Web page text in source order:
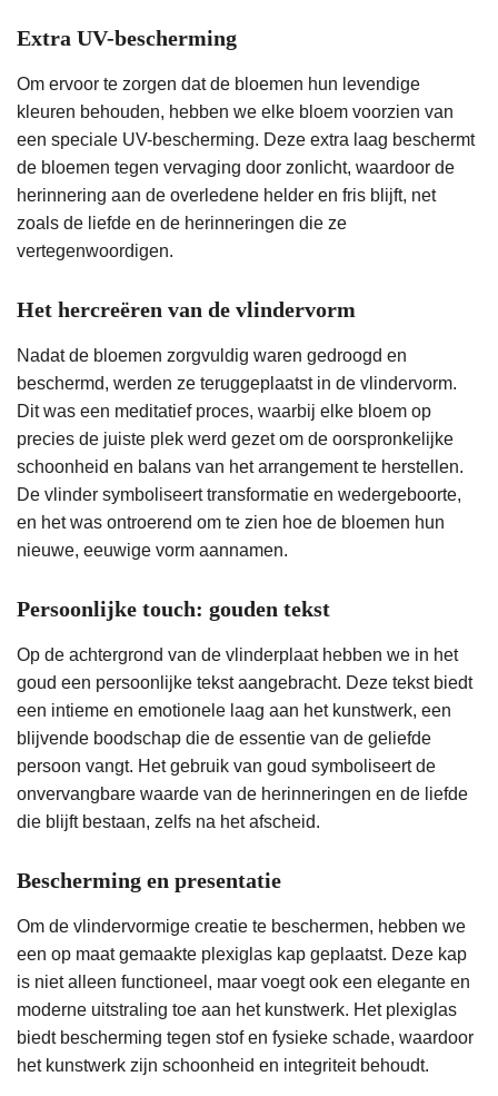
Extra UV-bescherming
Om ervoor te zorgen dat de bloemen hun levendige
kleuren behouden, hebben we elke bloem voorzien van
een speciale UV-bescherming. Deze extra laag beschermt
de bloemen tegen vervaging door zonlicht, waardoor de
herinnering aan de overledene helder en fris blijft, net
zoals de liefde en de herinneringen die ze
vertegenwoordigen.
Het hercreëren van de vlindervorm
Nadat de bloemen zorgvuldig waren gedroogd en
beschermd, werden ze teruggeplaatst in de vlindervorm.
Dit was een meditatief proces, waarbij elke bloem op
precies de juiste plek werd gezet om de oorspronkelijke
schoonheid en balans van het arrangement te herstellen.
De vlinder symboliseert transformatie en wedergeboorte,
en het was ontroerend om te zien hoe de bloemen hun
nieuwe, eeuwige vorm aannamen.
Persoonlijke touch: gouden tekst
Op de achtergrond van de vlinderplaat hebben we in het
goud een persoonlijke tekst aangebracht. Deze tekst biedt
een intieme en emotionele laag aan het kunstwerk, een
blijvende boodschap die de essentie van de geliefde
persoon vangt. Het gebruik van goud symboliseert de
onvervangbare waarde van de herinneringen en de liefde
die blijft bestaan, zelfs na het afscheid.
Bescherming en presentatie
Om de vlindervormige creatie te beschermen, hebben we
een op maat gemaakte plexiglas kap geplaatst. Deze kap
is niet alleen functioneel, maar voegt ook een elegante en
moderne uitstraling toe aan het kunstwerk. Het plexiglas
biedt bescherming tegen stof en fysieke schade, waardoor
het kunstwerk zijn schoonheid en integriteit behoudt.